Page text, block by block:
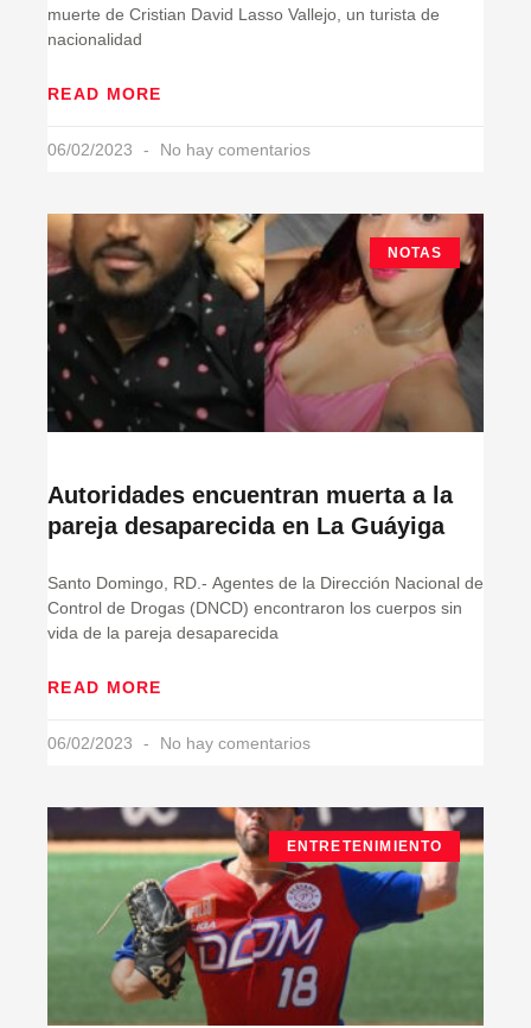
muerte de Cristian David Lasso Vallejo, un turista de
nacionalidad
READ MORE
06/02/2023 No hay comentarios
NOTAS
Autoridades encuentran muerta a la
pareja desaparecida en La Guáyiga
Santo Domingo, RD.- Agentes de la Dirección Nacional de
Control de Drogas (DNCD) encontraron los cuerpos sin
vida de la pareja desaparecida
READ MORE
06/02/2023 No hay comentarios
ENTRETENIMIENTO